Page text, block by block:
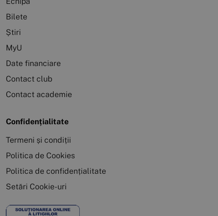
Bilete
Știri
MyU
Date financiare
Contact club
Contact academie
Confidențialitate
Termeni și condiții
Politica de Cookies
Politica de confidențialitate
Setări Cookie-uri